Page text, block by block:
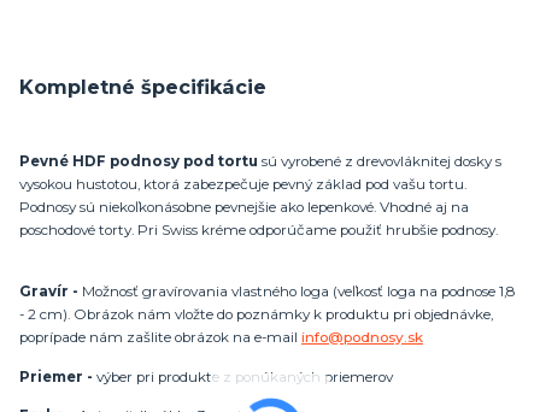
Kompletné špecifikácie
Pevné HDF podnosy pod tortu sú vyrobené z drevovláknitej dosky s
vysokou hustotou, ktorá zabezpečuje pevný základ pod vašu tortu.
Podnosy sú niekoľkonásobne pevnejšie ako lepenkové. Vhodné aj na
poschodové torty. Pri Swiss kréme odporúčame použiť hrubšie podnosy.
Gravír - Možnosť gravírovania vlastného loga (veľkosť loga na podnose 1,8
- 2 cm). Obrázok nám vložte do poznámky k produktu pri objednávke,
poprípade nám zašlite obrázok na e-mail info@podnosy.sk
Priemer - výber pri produkte z ponúkaných priemerov